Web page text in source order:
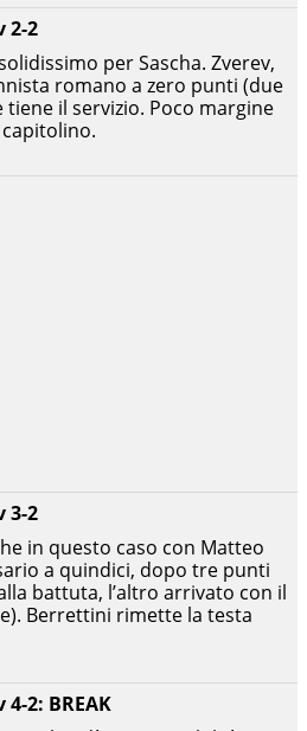
2: BREAK
3-2
in questo caso con Matteo
a quindici, dopo tre punti
battuta, l’altro arrivato con il
Berrettini rimette la testa
2-2
per Sascha. Zverev,
romano a zero punti (due
tiene il servizio. Poco margine